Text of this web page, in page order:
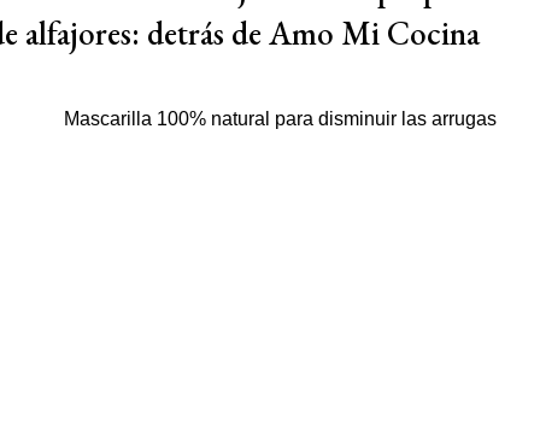
alfajores: detrás de Amo Mi Cocina